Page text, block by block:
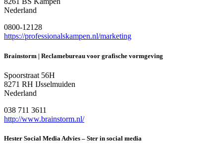
Nederland
0800-12128
https://professionalskampen.nl/marketing
Brainstorm | Reclamebureau voor grafische vormgeving
Spoorstraat 56H
8271 RH IJsselmuiden
Nederland
038 711 3611
http://www.brainstorm.nl/
Hester Social Media Advies – Ster in social media